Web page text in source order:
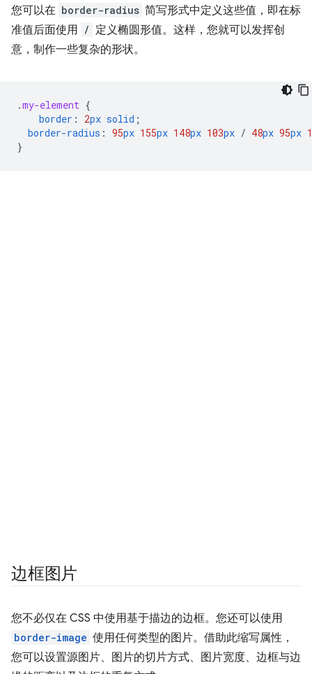
您可以在 border-radius 简写形式中定义这些值，即在标
准值后面使用 / 定义椭圆形值。这样，您就可以发挥创
意，制作一些复杂的形状。
.my-element {
border : 2px solid ;
border-radius : 95px 155px 148px 103px / 48px 95px
}
边框图片
您不必仅在 CSS 中使用基于描边的边框。您还可以使用
border-image 使用任何类型的图片。借助此缩写属性，
您可以设置源图片、图片的切片方式、图片宽度、边框与边